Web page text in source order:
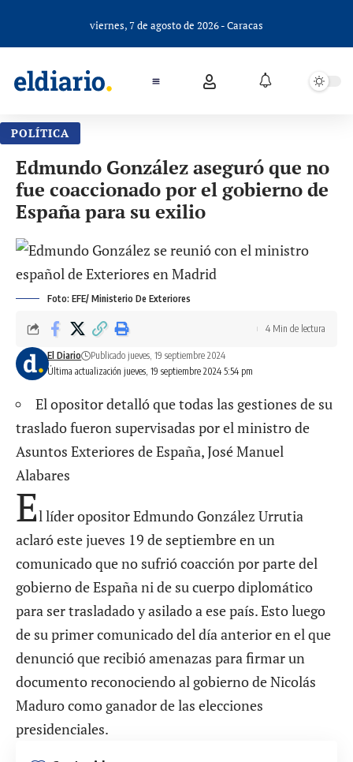
viernes, 7 de agosto de 2026 - Caracas
POLÍTICA
Edmundo González aseguró que no
fue coaccionado por el gobierno de
España para su exilio
Foto: EFE/ Ministerio De Exteriores
Última actualización jueves, 19 septiembre 2024 5:54 pm
El Diario Publicado jueves, 19 septiembre 2024
4 Min de lectura
El opositor detalló que todas las gestiones de su
traslado fueron supervisadas por el ministro de
Asuntos Exteriores de España, José Manuel
Alabares
El líder opositor Edmundo González Urrutia
aclaró este jueves 19 de septiembre en un
comunicado que no sufrió coacción por parte del
gobierno de España ni de su cuerpo diplomático
para ser trasladado y asilado a ese país. Esto luego
de su primer comunicado del día anterior en el que
denunció que recibió amenazas para firmar un
documento reconociendo al gobierno de Nicolás
Maduro como ganador de las elecciones
presidenciales.